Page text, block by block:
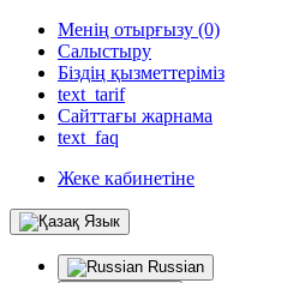
Менің отырғызу (0)
Салыстыру
Біздің қызметтеріміз
text_tarif
Сайттағы жарнама
text_faq
Жеке кабинетіне
Язык
Russian